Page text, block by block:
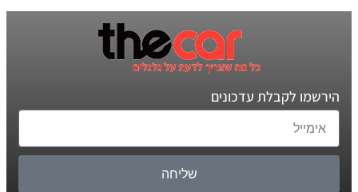
הירשמו לקבלת עדכונים
שליחה